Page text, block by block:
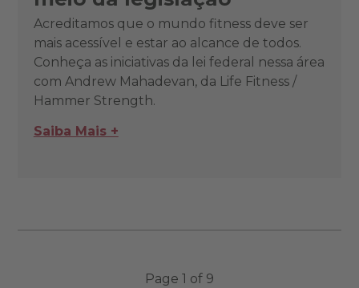
Acreditamos que o mundo fitness deve ser
mais acessível e estar ao alcance de todos.
Conheça as iniciativas da lei federal nessa área
com Andrew Mahadevan, da Life Fitness /
Hammer Strength.
Saiba Mais +
Page 1 of 9